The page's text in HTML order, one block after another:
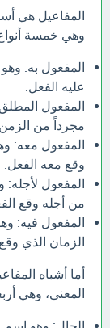
المفاعيل هي
وهي خمسة
المفعول به:
عليه الفعل.
المفعول
مجرداً من الزمن
المفعول معه:
وقع معه الفعل.
المفعول
من أجله وقع
المفعول فيه:
الزمان الذي
أما أشباه
المعنى، وهي